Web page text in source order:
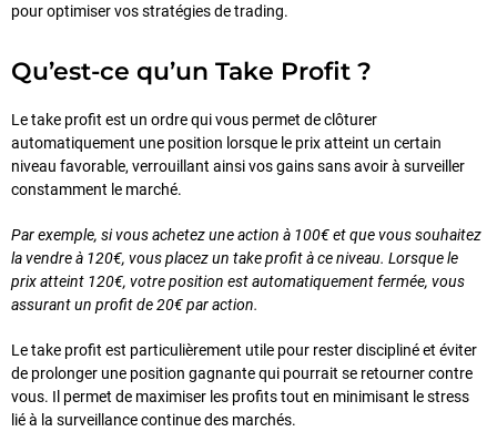
pour optimiser vos stratégies de trading.
Qu’est-ce qu’un Take Profit ?
Le take profit est un ordre qui vous permet de clôturer
automatiquement une position lorsque le prix atteint un certain
niveau favorable, verrouillant ainsi vos gains sans avoir à surveiller
constamment le marché.
Par exemple, si vous achetez une action à 100€ et que vous souhaitez
la vendre à 120€, vous placez un take profit à ce niveau. Lorsque le
prix atteint 120€, votre position est automatiquement fermée, vous
assurant un profit de 20€ par action.
Le take profit est particulièrement utile pour rester discipliné et éviter
de prolonger une position gagnante qui pourrait se retourner contre
vous. Il permet de maximiser les profits tout en minimisant le stress
lié à la surveillance continue des marchés.